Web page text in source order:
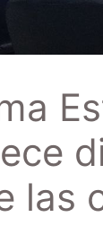
las